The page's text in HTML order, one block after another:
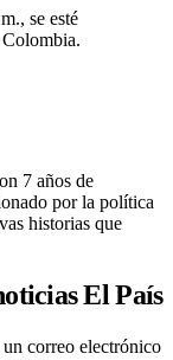
se esté
7 años de
por la política
historias que
El País
correo electrónico